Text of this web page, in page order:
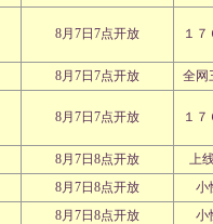
8月7日7点开放 １
8月7日7点开放 全网
8月7日7点开放 １
8月7日8点开放
上
8月7日8点开放
小
8月7日8点开放
小